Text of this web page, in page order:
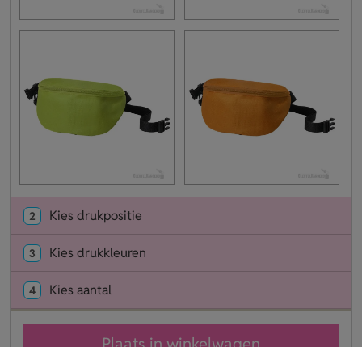
2 Kies drukpositie
3 Kies drukkleuren
4 Kies aantal